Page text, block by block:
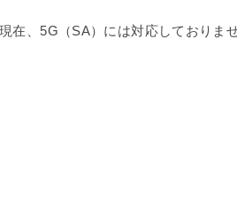
在、5G（SA）には対応しておりま